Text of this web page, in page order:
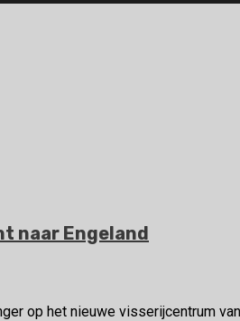
naar Engeland
op het nieuwe visserijcentrum